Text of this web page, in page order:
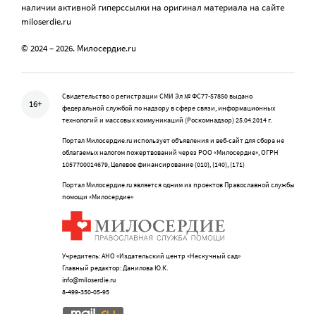
наличии активной гиперссылки на оригинал материала на сайте
miloserdie.ru
© 2024 – 2026. Милосердие.ru
16+
Свидетельство о регистрации СМИ Эл № ФС77-57850 выдано
федеральной службой по надзору в сфере связи, информационных
технологий и массовых коммуникаций (Роскомнадзор) 25.04.2014 г.
Портал Милосердие.ru использует объявления и веб-сайт для сбора не
облагаемых налогом пожертвований через РОО «Милосердие», ОГРН
1057700014679, Целевое финансирование (010), (140), (171)
Портал Милосердие.ru является одним из проектов Православной службы
помощи «Милосердие»
Учредитель: АНО «Издательский центр «Нескучный сад»
Главный редактор: Данилова Ю.К.
info@miloserdie.ru
8-499-350-05-95